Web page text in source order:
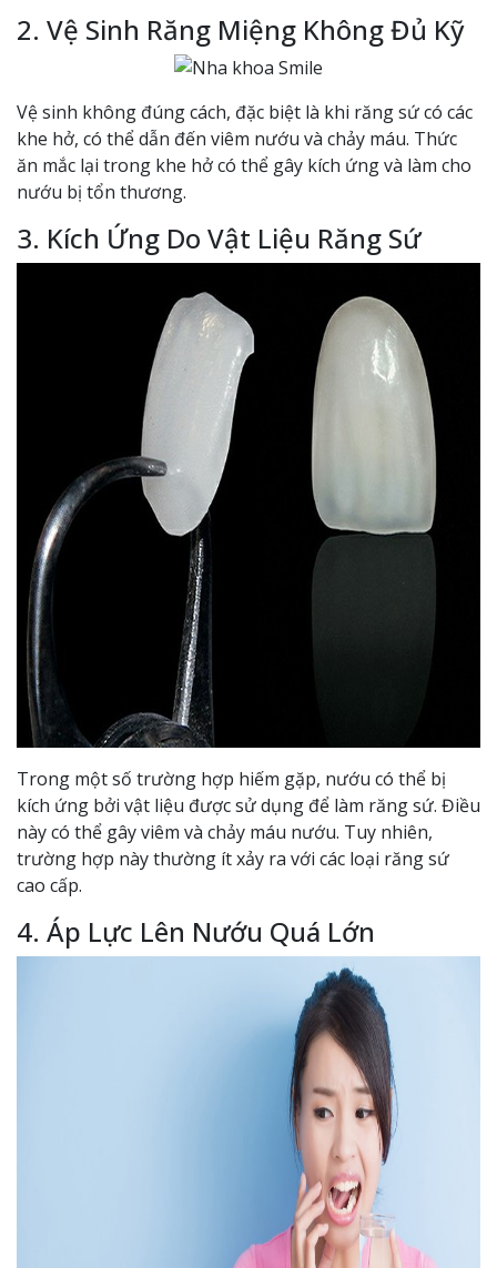
2. Vệ Sinh Răng Miệng Không Đủ Kỹ
Vệ sinh không đúng cách, đặc biệt là khi răng sứ có các
khe hở, có thể dẫn đến viêm nướu và chảy máu. Thức
ăn mắc lại trong khe hở có thể gây kích ứng và làm cho
nướu bị tổn thương.
3. Kích Ứng Do Vật Liệu Răng Sứ
Trong một số trường hợp hiếm gặp, nướu có thể bị
kích ứng bởi vật liệu được sử dụng để làm răng sứ. Điều
này có thể gây viêm và chảy máu nướu. Tuy nhiên,
trường hợp này thường ít xảy ra với các loại răng sứ
cao cấp.
4. Áp Lực Lên Nướu Quá Lớn